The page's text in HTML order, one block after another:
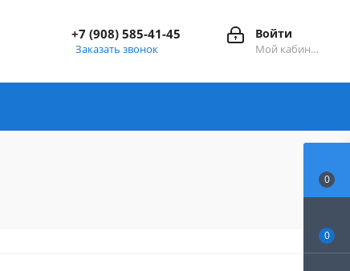
Войти
Мой кабинет
+7 (908) 585-41-45
Заказать звонок
0
0